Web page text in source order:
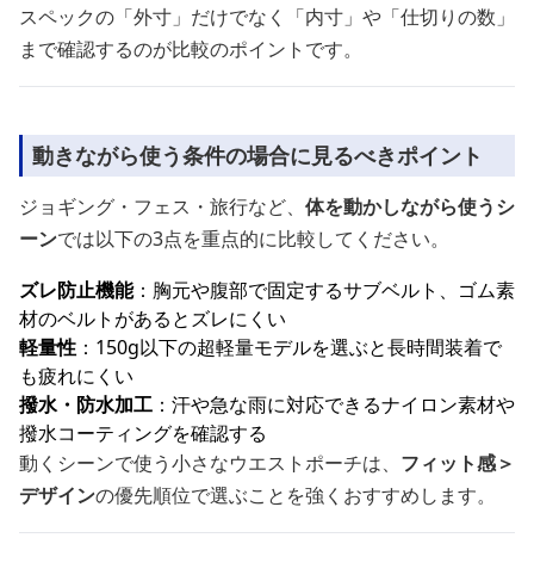
スペックの「外寸」だけでなく「内寸」や「仕切りの数」
まで確認するのが比較のポイントです。
動きながら使う条件の場合に見るべきポイント
ジョギング・フェス・旅行など、 体を動かしながら使うシ
ーンでは以下の3点を重点的に比較してください。
ズレ防止機能：胸元や腹部で固定するサブベルト、ゴム素
材のベルトがあるとズレにくい
軽量性 ：150g以下の超軽量モデルを選ぶと長時間装着で
も疲れにくい
撥水・防水加工 ：汗や急な雨に対応できるナイロン素材や
撥水コーティングを確認する
動くシーンで使う小さなウエストポーチは、 フィット感＞
デザインの優先順位で選ぶことを強くおすすめします。